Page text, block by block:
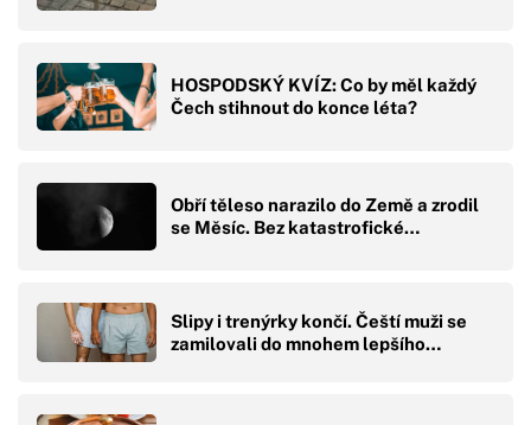
HOSPODSKÝ KVÍZ: Co by měl každý
Čech stihnout do konce léta?
Obří těleso narazilo do Země a zrodil
se Měsíc. Bez katastrofické…
Slipy i trenýrky končí. Čeští muži se
zamilovali do mnohem lepšího…